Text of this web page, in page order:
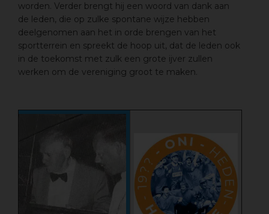
worden. Verder brengt hij een woord van dank aan
de leden, die op zulke spontane wijze hebben
deelgenomen aan het in orde brengen van het
sportterrein en spreekt de hoop uit, dat de leden ook
in de toekomst met zulk een grote ijver zullen
werken om de vereniging groot te maken.